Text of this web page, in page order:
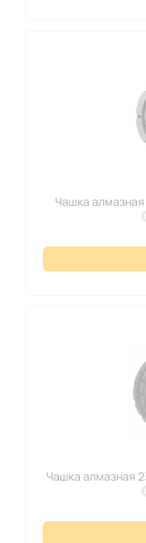
Чашка алмазная
Чашка алмазная